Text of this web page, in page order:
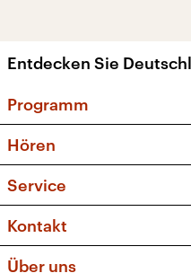
Entdecken Sie
Programm
Sendungen und
Musikliste
Kakadu – Das
Hören
Frequenzen (UKW
Service
FAQ
Apps
Kontakt
Über uns